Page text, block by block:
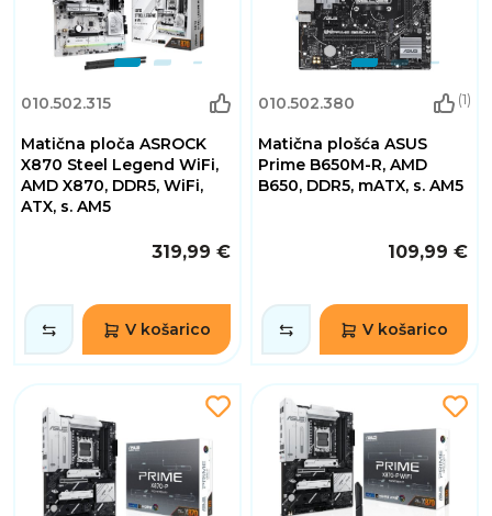
010.502.315
Matična ploča ASROCK
X870 Steel Legend WiFi,
AMD X870, DDR5, WiFi,
ATX, s. AM5
319,99 €
V košarico
010.502.380 (1)
Matična plošća ASUS
Prime B650M-R, AMD
B650, DDR5, mATX, s. AM5
109,99 €
V košarico